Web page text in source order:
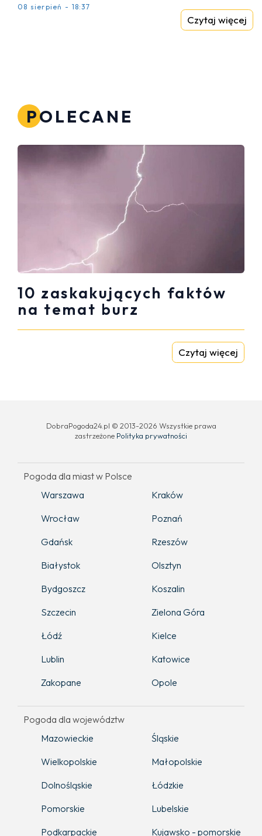
08 sierpień - 18:37
Czytaj więcej
POLECANE
10 zaskakujących faktów
na temat burz
Czytaj więcej
DobraPogoda24.pl © 2013-2026 Wszystkie prawa
zastrzeżone Polityka prywatności
Pogoda dla miast w Polsce
Warszawa
Kraków
Wrocław
Poznań
Gdańsk
Rzeszów
Białystok
Olsztyn
Bydgoszcz
Koszalin
Szczecin
Zielona Góra
Łódź
Kielce
Lublin
Katowice
Zakopane
Opole
Pogoda dla województw
Mazowieckie
Śląskie
Wielkopolskie
Małopolskie
Dolnośląskie
Łódzkie
Pomorskie
Lubelskie
Podkarpackie
Kujawsko - pomorskie